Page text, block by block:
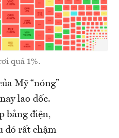
quá 1%.
Mỹ “nóng”
lao dốc.
bảng điện,
đó rất chậm